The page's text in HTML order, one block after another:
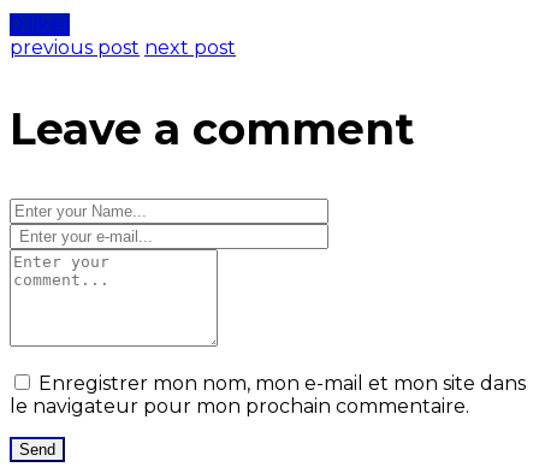
0 likes
previous post next post
Leave a comment
Enregistrer mon nom, mon e-mail et mon site dans
le navigateur pour mon prochain commentaire.